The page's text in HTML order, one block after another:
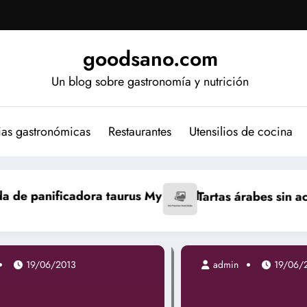
goodsano.com
Un blog sobre gastronomía y nutrición
gastronómicas Restaurantes Utensilios de cocina
BreadTartas árabes sin aceite Bizcocho
19/06/2013 admin 19/06/2013